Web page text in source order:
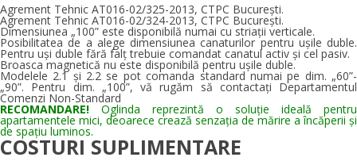
Agrement Tehnic AT016-02/325-2013, CTPC Bucureşti.
Agrement Tehnic AT016-02/324-2013, CTPC Bucureşti.
Dimensiunea „100” este disponibilă numai cu striaţii verticale.
Posibilitatea de a alege dimensiunea canaturilor pentru ușile duble.
Pentru uși duble fără falţ trebuie comandat canatul activ și cel pasiv.
Broasca magnetică nu este disponibilă pentru ușile duble.
Modelele 2.1 și 2.2 se pot comanda standard numai pe dim. „60”-
„90”. Pentru dim. „100”, vă rugăm să contactați Departamentul
Comenzi Non-Standard
RECOMANDARE! Oglinda reprezintă o soluţie ideală pentru
apartamentele mici, deoarece crează senzaţia de mărire a încăperii şi
de spaţiu luminos.
COSTURI SUPLIMENTARE